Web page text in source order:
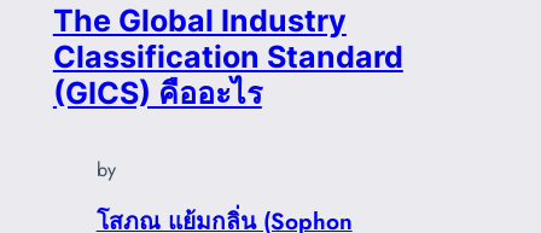
The Global Industry
Classification Standard
(GICS) คืออะไร
by
โสภณ แย้มกลิ่น (Sophon